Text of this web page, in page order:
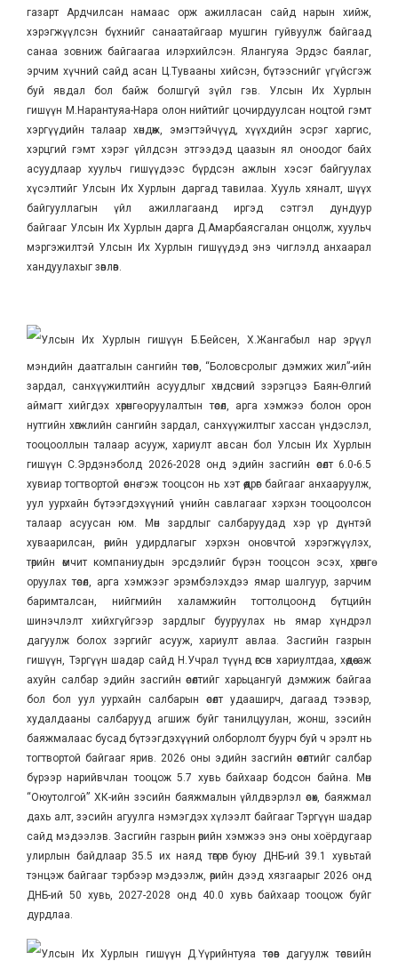
газарт Ардчилсан намаас орж ажилласан сайд нарын хийж,
хэрэгжүүлсэн бүхнийг санаатайгаар мушгин гуйвуулж байгаад
санаа зовниж байгаагаа илэрхийлсэн. Ялангуяа Эрдэс баялаг,
эрчим хүчний сайд асан Ц.Тувааны хийсэн, бүтээснийг үгүйсгэж
буй явдал бол байж болшгүй зүйл гэв. Улсын Их Хурлын
гишүүн М.Нарантуяа-Нара олон нийтийг цочирдуулсан ноцтой гэмт
хэргүүдийн талаар хөндөж, эмэгтэйчүүд, хүүхдийн эсрэг харгис,
хэрцгий гэмт хэрэг үйлдсэн этгээдэд цаазын ял оноодог байх
асуудлаар хуульч гишүүдээс бүрдсэн ажлын хэсэг байгуулах
хүсэлтийг Улсын Их Хурлын даргад тавилаа. Хууль хяналт, шүүх
байгууллагын үйл ажиллагаанд иргэд сэтгэл дундуур
байгааг Улсын Их Хурлын дарга Д.Амарбаясгалан онцолж, хуульч
мэргэжилтэй Улсын Их Хурлын гишүүдэд энэ чиглэлд анхаарал
хандуулахыг зөвлөв.
Улсын Их Хурлын гишүүн Б.Бейсен, Х.Жангабыл нар эрүүл
мэндийн даатгалын сангийн төсөв, “Боловсролыг дэмжих жил”-ийн
зардал, санхүүжилтийн асуудлыг хөндсөний зэрэгцээ Баян-Өлгий
аймагт хийгдэх хөрөнгө оруулалтын төсөл, арга хэмжээ болон орон
нутгийн хөгжлийн сангийн зардал, санхүүжилтыг хассан үндэслэл,
тооцооллын талаар асууж, хариулт авсан бол Улсын Их Хурлын
гишүүн С.Эрдэнэболд 2026-2028 онд эдийн засгийн өсөлт 6.0-6.5
хувиар тогтвортой өснө гэж тооцсон нь хэт өөдрөг байгааг анхааруулж,
уул уурхайн бүтээгдэхүүний үнийн савлагааг хэрхэн тооцоолсон
талаар асуусан юм. Мөн зардлыг салбаруудад хэр үр дүнтэй
хуваарилсан, өрийн удирдлагыг хэрхэн оновчтой хэрэгжүүлэх,
төрийн өмчит компаниудын эрсдэлийг бүрэн тооцсон эсэх, хөрөнгө
оруулах төсөл, арга хэмжээг эрэмбэлэхдээ ямар шалгуур, зарчим
баримталсан, нийгмийн халамжийн тогтолцоонд бүтцийн
шинэчлэлт хийхгүйгээр зардлыг бууруулах нь ямар хүндрэл
дагуулж болох зэргийг асууж, хариулт авлаа. Засгийн газрын
гишүүн, Тэргүүн шадар сайд Н.Учрал түүнд өгсөн хариултдаа, хөдөө аж
ахуйн салбар эдийн засгийн өсөлтийг харьцангуй дэмжиж байгаа
бол бол уул уурхайн салбарын өсөлт удааширч, дагаад тээвэр,
худалдааны салбарууд агшиж буйг танилцуулан, жонш, зэсийн
баяжмалаас бусад бүтээгдэхүүний олборлолт буурч буй ч эрэлт нь
тогтвортой байгааг ярив. 2026 оны эдийн засгийн өсөлтийг салбар
бүрээр нарийвчлан тооцож 5.7 хувь байхаар бодсон байна. Мөн
“Оюутолгой” ХК-ийн зэсийн баяжмалын үйлдвэрлэл өсөх, баяжмал
дахь алт, зэсийн агуулга нэмэгдэх хүлээлт байгааг Тэргүүн шадар
сайд мэдээлэв. Засгийн газрын өрийн хэмжээ энэ оны хоёрдугаар
улирлын байдлаар 35.5 их наяд төгрөг буюу ДНБ-ий 39.1 хувьтай
тэнцэж байгааг тэрбээр мэдээлж, өрийн дээд хязгаарыг 2026 онд
ДНБ-ий 50 хувь, 2027-2028 онд 40.0 хувь байхаар тооцож буйг
дурдлаа.
Улсын Их Хурлын гишүүн Д.Үүрийнтуяа төсөв дагуулж төсвийн